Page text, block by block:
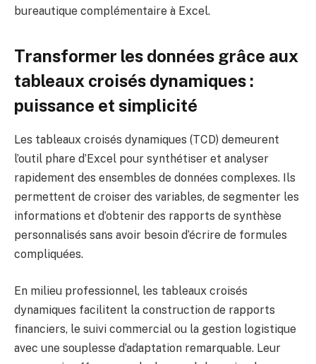
bureautique complémentaire à Excel.
Transformer les données grâce aux
tableaux croisés dynamiques :
puissance et simplicité
Les tableaux croisés dynamiques (TCD) demeurent
l’outil phare d’Excel pour synthétiser et analyser
rapidement des ensembles de données complexes. Ils
permettent de croiser des variables, de segmenter les
informations et d’obtenir des rapports de synthèse
personnalisés sans avoir besoin d’écrire de formules
compliquées.
En milieu professionnel, les tableaux croisés
dynamiques facilitent la construction de rapports
financiers, le suivi commercial ou la gestion logistique
avec une souplesse d’adaptation remarquable. Leur